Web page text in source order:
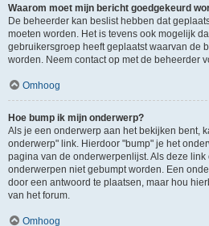
Waarom moet mijn bericht goedgekeurd
De beheerder kan beslist hebben dat
moeten worden. Het is tevens ook mogelijk
gebruikersgroep heeft geplaatst waarvan de
worden. Neem contact op met de beheerder
Omhoog
Hoe bump ik mijn onderwerp?
Als je een onderwerp aan het bekijken bent,
onderwerp" link. Hierdoor "bump" je het
pagina van de onderwerpenlijst. Als deze link
onderwerpen niet gebumpt worden. Een
door een antwoord te plaatsen, maar hou
van het forum.
Omhoog